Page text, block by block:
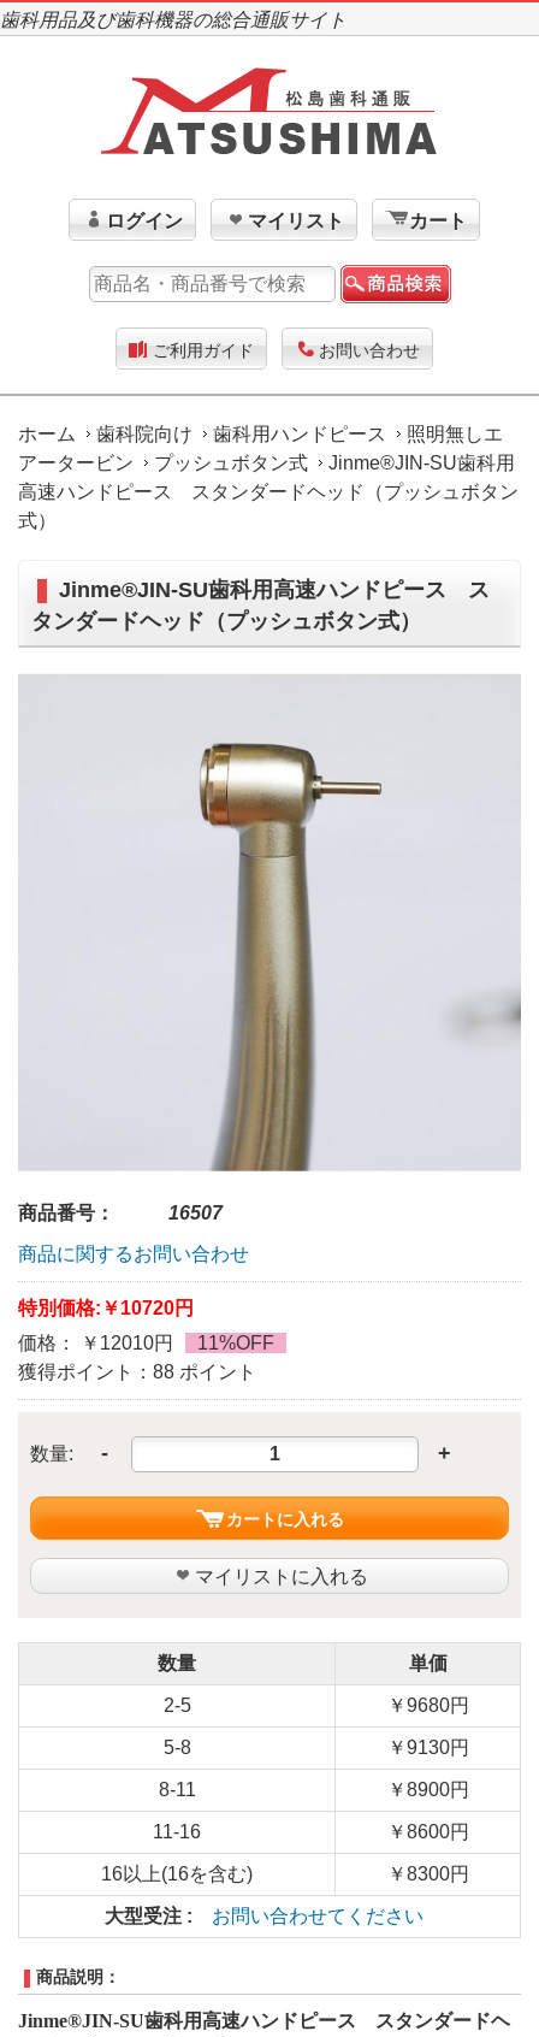
歯科用品及び歯科機器の総合通販サイト
ログイン マイリスト カート
ご利用ガイド お問い合わせ
ホーム 歯科院向け 歯科用ハンドピース
照明無しエ
アータービン
プッシュボタン式
Jinme®JIN-SU歯科用
高速ハンドピース スタンダードヘッド（プッシュボタン
式）
Jinme®JIN-SU歯科用高速ハンドピース ス
タンダードヘッド（プッシュボタン式）
商品番号：
16507
商品に関するお問い合わせ
特別価格: ￥10720円
価格： ￥12010円
11%OFF
獲得ポイント：88 ポイント
数量: - +
カートに入れる
マイリストに入れる
数量 単価
2-5 ￥9680円
5-8 ￥9130円
8-11 ￥8900円
11-16 ￥8600円
16以上(16を含む) ￥8300円
大型受注 : お問い合わせてください
商品説明：
Jinme®JIN-SU歯科用高速ハンドピース
スタンダードヘ